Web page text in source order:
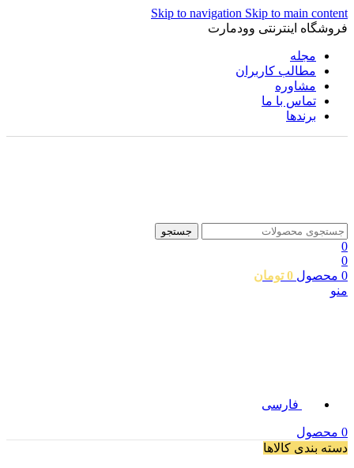
Skip to navigation Skip to main content
فروشگاه اینترنتی وودمارت
مجله
مطالب کاربران
مشاوره
تماس با ما
برندها
جستجو
0
0
0 محصول 0 تومان
منو
فارسی
0 محصول
دسته بندی کالاها